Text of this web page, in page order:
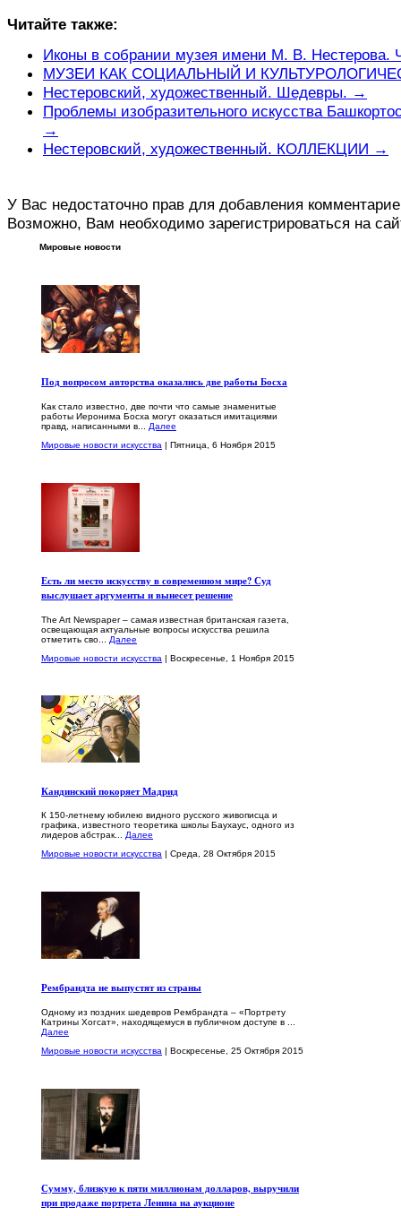
Читайте также:
Иконы в собрании музея имени М. В. Нестерова.
МУЗЕИ КАК СОЦИАЛЬНЫЙ И
Нестеровский, художественный. Шедевры. →
Проблемы изобразительного искусства
→
Нестеровский, художественный. КОЛЛЕКЦИИ →
У Вас недостаточно прав для добавления
Возможно, Вам необходимо зарегистрироваться на
Мировые новости
Под вопросом авторства оказались две работы Босха
Как стало известно, две почти что самые знаменитые
работы Иеронима Босха могут оказаться имитациями
правд, написанными в... Далее
Мировые новости искусства | Пятница, 6 Ноября 2015
Есть ли место искусству в современном мире? Суд
выслушает аргументы и вынесет решение
The Art Newspaper – самая известная британская газета,
освещающая актуальные вопросы искусства решила
отметить сво... Далее
Мировые новости искусства | Воскресенье, 1 Ноября 2015
Кандинский покоряет Мадрид
К 150-летнему юбилею видного русского живописца и
графика, известного теоретика школы Баухаус, одного из
лидеров абстрак... Далее
Мировые новости искусства | Среда, 28 Октября 2015
Рембрандта не выпустят из страны
Одному из поздних шедевров Рембрандта – «Портрету
Катрины Хогсат», находящемуся в публичном доступе в ...
Далее
Мировые новости искусства | Воскресенье, 25 Октября 2015
Сумму, близкую к пяти миллионам долларов, выручили
при продаже портрета Ленина на аукционе